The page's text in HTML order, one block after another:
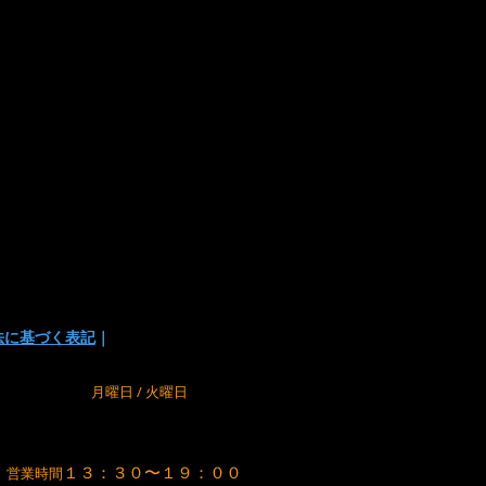
基づく表記｜
月曜日 / 火曜日
営業時間 １３：３０〜１９：００